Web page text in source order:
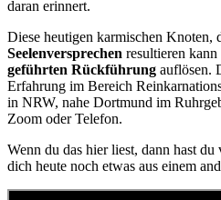
daran erinnert.
Diese heutigen karmischen Knoten,
Seelenversprechen resultieren
geführten Rückführung auflösen.
Erfahrung im Bereich
in NRW, nahe Dortmund im
Zoom oder Telefon.
Wenn du das hier liest, dann hast
dich heute noch etwas aus einem